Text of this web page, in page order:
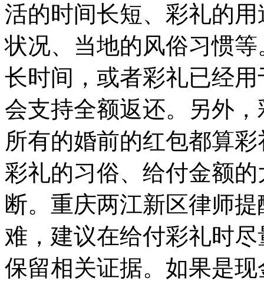
活的时间长短、彩礼的
状况、当地的风俗习惯
长时间，或者彩礼已经
会支持全额返还。另外
所有的婚前的红包都算
彩礼的习俗、给付金额
断。重庆两江新区律师
难，建议在给付彩礼时
保留相关证据。如果是